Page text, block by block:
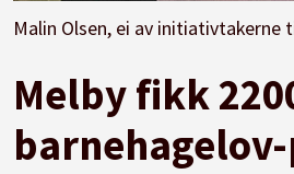
Malin Olsen, ei av initiativtakerne til underskriftskampanjen, overleverte 2200 protester mot ny barnehagelov til kunnskapsminister Guri
Melby fikk